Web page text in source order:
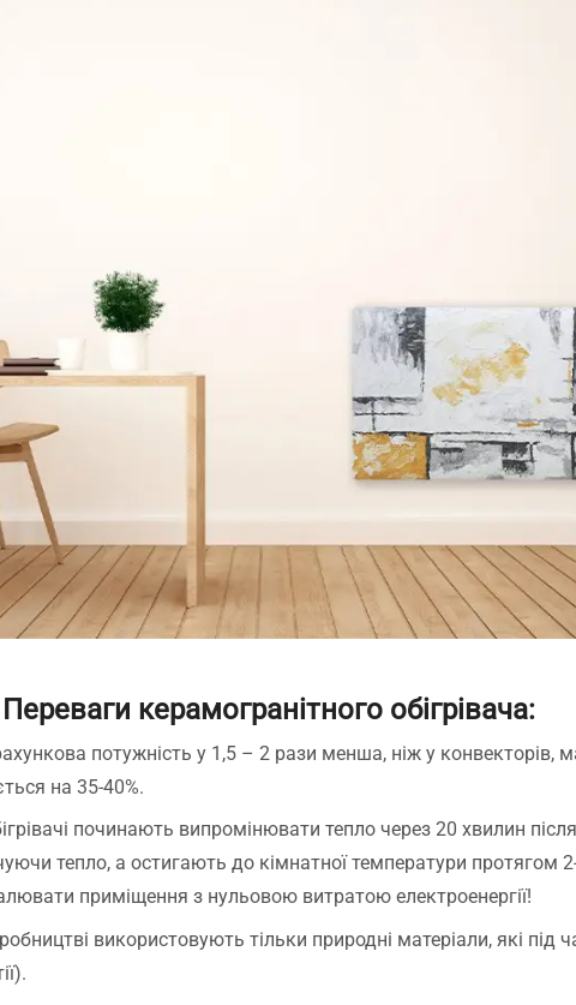
Переваги керамогранітного обігрівача:
потужність у 1,5 – 2 рази менша, ніж у конвекторів,
на 35-40%.
починають випромінювати тепло через 20 хвилин
тепло, а остигають до кімнатної температури протягом
приміщення з нульовою витратою електроенергії!
використовують тільки природні матеріали, які під